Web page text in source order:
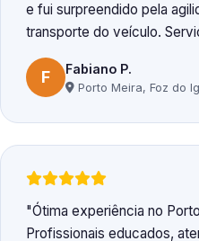
e fui surpreendido pela
transporte do veículo.
F Fabiano P.
Porto Meira, Foz do
Ótima experiência no
Profissionais educados,